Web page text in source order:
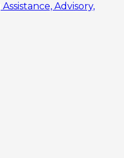
Assistance, Advisory,